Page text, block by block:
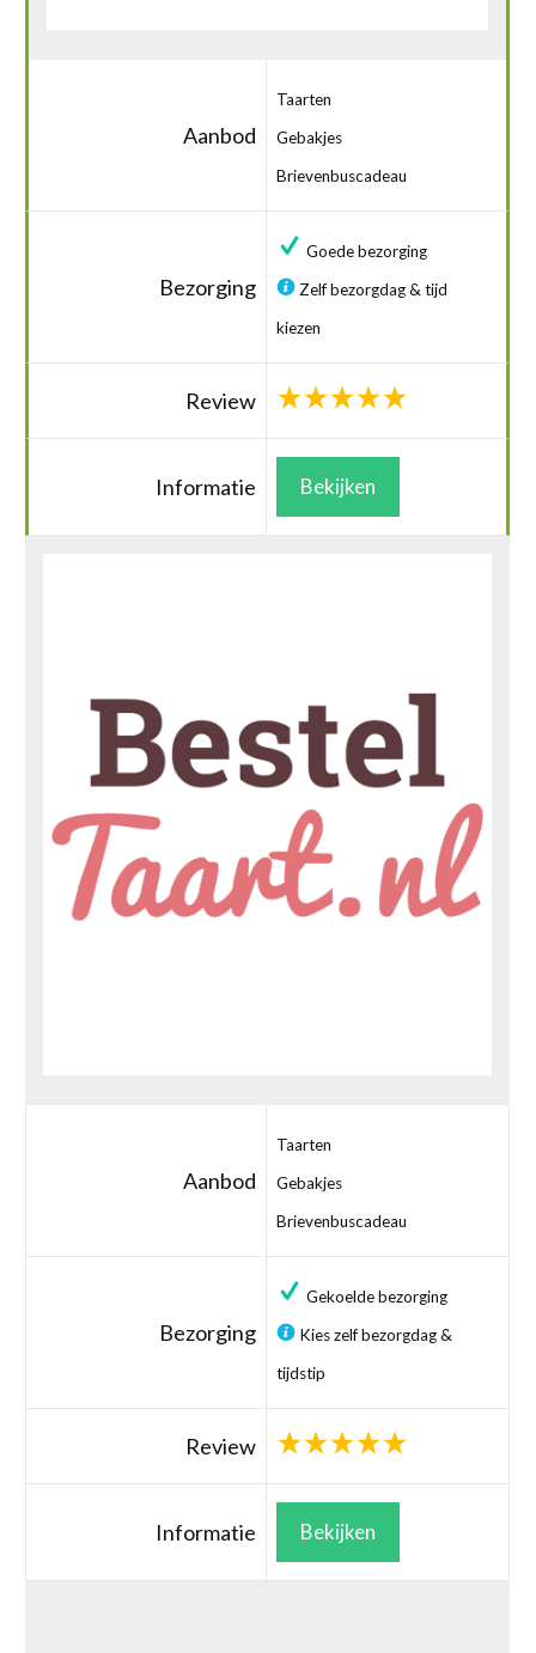
Aanbod
Taarten
Gebakjes
Brievenbuscadeau
Bezorging
Goede bezorging
Zelf bezorgdag & tijd
kiezen
Review
Informatie Bekijken
Aanbod
Taarten
Gebakjes
Brievenbuscadeau
Bezorging
Gekoelde bezorging
Kies zelf bezorgdag &
tijdstip
Review
Informatie Bekijken